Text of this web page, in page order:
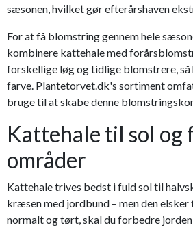
sæsonen, hvilket gør efterårshaven
For at få blomstring gennem hele
kombinere kattehale med
forskellige løg og tidlige blomstrere, så
farve. Plantetorvet.dk's sortiment
bruge til at skabe denne
Kattehale til sol og
områder
Kattehale trives bedst i fuld sol til
kræsen med jordbund – men den
normalt og tørt, skal du forbedre